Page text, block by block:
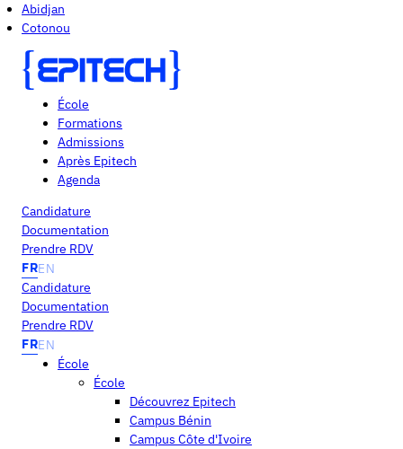
Abidjan
Cotonou
École
Formations
Admissions
Après Epitech
Agenda
Candidature
Documentation
Prendre RDV
FREN
Candidature
Documentation
Prendre RDV
FREN
École
École
Découvrez Epitech
Campus Bénin
Campus Côte d'Ivoire